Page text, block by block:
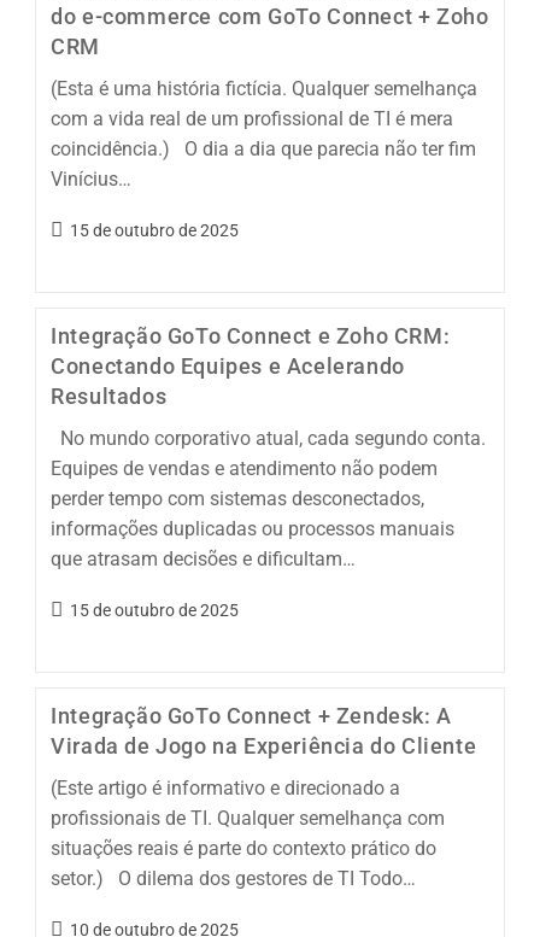
do e-commerce com GoTo Connect + Zoho
CRM
(Esta é uma história fictícia. Qualquer semelhança
com a vida real de um profissional de TI é mera
coincidência.) O dia a dia que parecia não ter fim
Vinícius…
15 de outubro de 2025
Integração GoTo Connect e Zoho CRM:
Conectando Equipes e Acelerando
Resultados
No mundo corporativo atual, cada segundo conta.
Equipes de vendas e atendimento não podem
perder tempo com sistemas desconectados,
informações duplicadas ou processos manuais
que atrasam decisões e dificultam…
15 de outubro de 2025
Integração GoTo Connect + Zendesk: A
Virada de Jogo na Experiência do Cliente
(Este artigo é informativo e direcionado a
profissionais de TI. Qualquer semelhança com
situações reais é parte do contexto prático do
setor.) O dilema dos gestores de TI Todo…
10 de outubro de 2025